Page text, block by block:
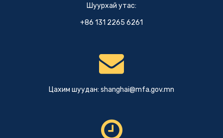
Шуурхай утас:
+86 131 2265 6261
Цахим шуудан: shanghai@mfa.gov.mn